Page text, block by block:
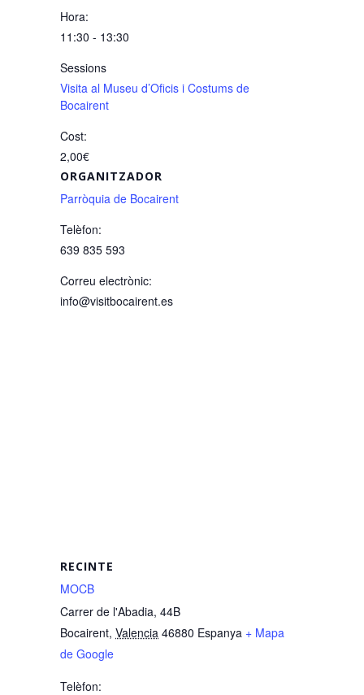
Hora:
11:30 - 13:30
Sessions
Visita al Museu d’Oficis i Costums de
Bocairent
Cost:
2,00€
ORGANITZADOR
Parròquia de Bocairent
Telèfon:
639 835 593
Correu electrònic:
info@visitbocairent.es
RECINTE
MOCB
Carrer de l'Abadia, 44B
Bocairent, Valencia 46880 Espanya + Mapa
de Google
Telèfon: